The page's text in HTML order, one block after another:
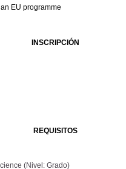
EU programme
INSCRIPCIÓN
REQUISITOS
(Nivel: Grado)